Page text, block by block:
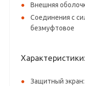
Внешняя
Соединения с
безмуфтовое
Характеристики:
Защитный